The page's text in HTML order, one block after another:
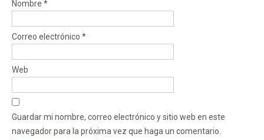
Nombre *
Correo electrónico *
Web
Guardar mi nombre, correo electrónico y sitio web en este
navegador para la próxima vez que haga un comentario.